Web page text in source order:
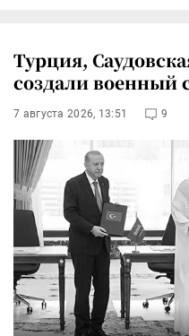
Турция,
создали военный
7 августа 2026, 13:51 9